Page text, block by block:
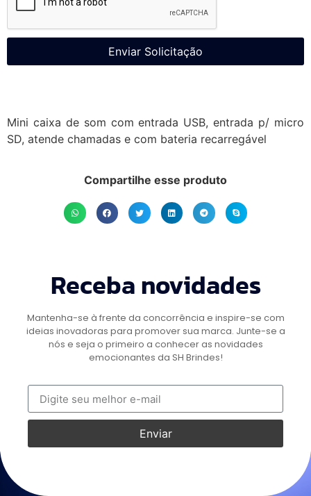
Enviar Solicitação
Mini caixa de som com entrada USB, entrada p/ micro
SD, atende chamadas e com bateria recarregável
Compartilhe esse produto
Receba novidades
Mantenha-se à frente da concorrência e inspire-se com
ideias inovadoras para promover sua marca. Junte-se a
nós e seja o primeiro a conhecer as novidades
emocionantes da SH Brindes!
Enviar